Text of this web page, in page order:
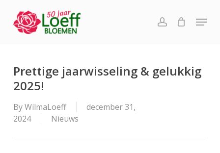
main
account
Menu
Prettige jaarwisseling & gelukkig
2025!
ByWilmaLoeff
december 31,
2024
Nieuws